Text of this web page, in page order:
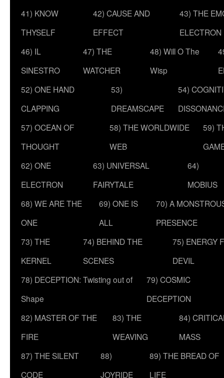
41) KNOW
THYSELF
42) CAUSE AND
EFFECT
43) THE
ELECTRON
46) IL
SINESTRO
47) THE
WATCHER
48) Will O The
Wisp
52) ONE HAND
CLAPPING
53)
DREAMSCAPE
54)
57) OCEAN OF
THOUGHT
58) THE WORLDWIDE
WEB
59)
62) ONE
ELECTRON
63) UNIVERSAL
FAIRYTALE
64)
MOBIUS
68) WE ARE THE
ONE
69) ONE IS
ALL
70) A
PRESENCE
73) THE
KERNEL
74) BEHIND THE
SCENES
75) ENERGY
DEVIL
78) DECEPTION: Twisting out of
Shape
79) COSMIC
DECEPTION
82) MASTER OF THE
FIRE
83) THE
WEAVING
84)
MASS
87) THE SILENT
CODE
88)
JOYRIDE
89) THE BREAD OF
LIFE